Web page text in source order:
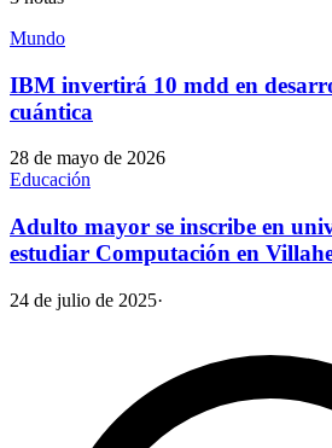
Mundo
IBM invertirá 10 mdd en
cuántica
28 de mayo de 2026
Educación
Adulto mayor se inscribe en
estudiar Computación en
24 de julio de 2025·